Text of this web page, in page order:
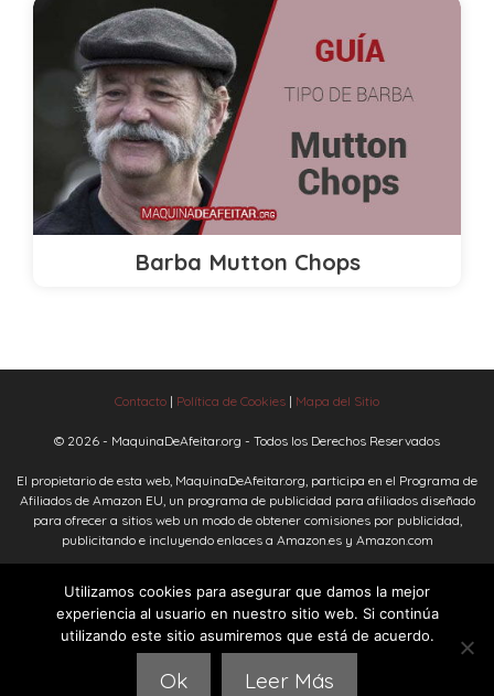
Barba Mutton Chops
Contacto | Política de Cookies | Mapa del Sitio
© 2026 - MaquinaDeAfeitar.org - Todos los Derechos Reservados
El propietario de esta web, MaquinaDeAfeitar.org, participa en el Programa de
Afiliados de Amazon EU, un programa de publicidad para afiliados diseñado
para ofrecer a sitios web un modo de obtener comisiones por publicidad,
publicitando e incluyendo enlaces a Amazon.es y Amazon.com
sus afiliados.
Todos los enlaces en el directorio "/precio/" son enlaces de afiliados
Utilizamos cookies para asegurar que damos la mejor
experiencia al usuario en nuestro sitio web. Si continúa
utilizando este sitio asumiremos que está de acuerdo.
Ok Leer Más